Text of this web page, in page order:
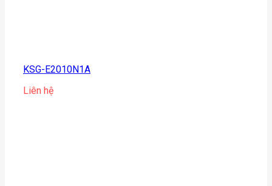
KSG-E2010N1A
Liên hệ